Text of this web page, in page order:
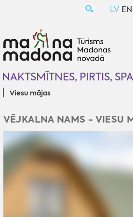
LV EN
NAKTSMĪTNES, PIRTIS, SPA
Viesu mājas
VĒJKALNA NAMS - VIESU